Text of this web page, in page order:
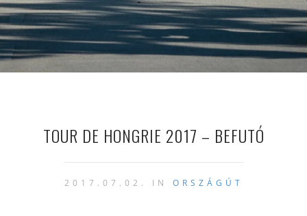
TOUR DE HONGRIE 2017 – BEFUTÓ
2017.07.02. IN ORSZÁGÚT